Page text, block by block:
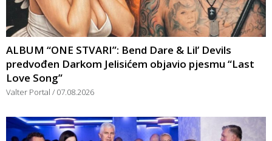
ALBUM “ONE STVARI”: Bend Dare & Lil’ Devils
predvođen Darkom Jelisićem objavio pjesmu “Last
Love Song”
Valter Portal 07.08.2026